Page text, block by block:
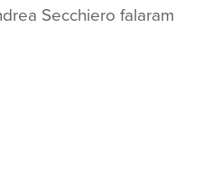
Secchiero falaram